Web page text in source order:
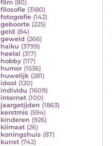
film (80)
filosofie (3180)
fotografie (142)
geboorte (225)
geld (84)
geweld (266)
haiku (3799)
heelal (317)
hobby (117)
humor (1536)
huwelijk (281)
idool (120)
individu (1609)
internet (100)
jaargetijden (1863)
kerstmis (594)
kinderen (926)
klimaat (26)
koningshuis (87)
kunst (742)